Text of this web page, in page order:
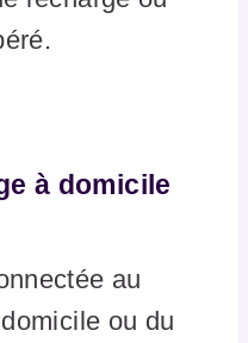
à domicile
au
ou du